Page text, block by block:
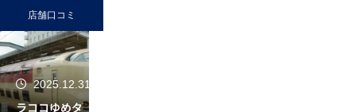
店舗口コミ
2025.12.31
ラココゆめタ